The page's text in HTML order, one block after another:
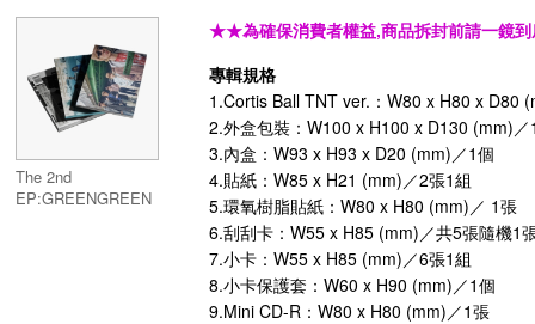
The 2nd
EP:GREENGREEN
★★為確保消費者權益,商品拆封前請一鏡
專輯規格
1.Cortis Ball TNT ver.：W80 x H80 x D80
2.外盒包裝：W100 x H100 x D130 (mm)／
3.內盒：W93 x H93 x D20 (mm)／1個
4.貼紙：W85 x H21 (mm)／2張1組
5.環氧樹脂貼紙：W80 x H80 (mm)／ 1張
6.刮刮卡：W55 x H85 (mm)／共5張隨機1
7.小卡：W55 x H85 (mm)／6張1組
8.小卡保護套：W60 x H90 (mm)／1個
9.Mini CD-R：W80 x H80 (mm)／1張